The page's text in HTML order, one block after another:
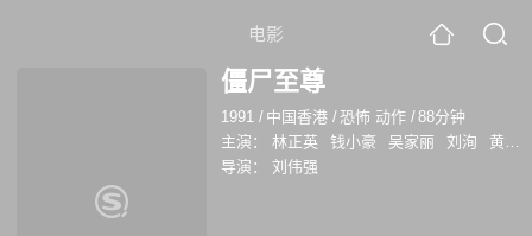
电影
僵尸至尊
1991 / 中国香港 /恐怖 动作 /88分钟
主演：
林正英 钱小豪 吴家丽 刘洵 黄斌
导演：
刘伟强